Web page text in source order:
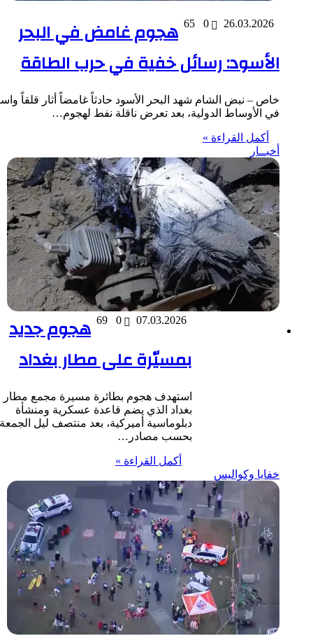
26.03.2026
0
65
هجوم غامض في البحر
الأسود: رسائل خفية في حرب الطاقة
خاص – نبض الشام شهد البحر الأسود حادثاً غامضاً أثار قلقاً واسعاً
في الأوساط الدولية، بعد تعرض ناقلة نفط لهجوم…
أكمل القراءة »
أخبــار
07.03.2026
0
69
هجوم جديد
بمسيّرة على مطار بغداد
استهدف هجوم بطائرة مسيرة مجمع مطار
بغداد الذي يضم قاعدة عسكرية ومنشأة
دبلوماسية أميركية، بعد منتصف ليل الجمعة،
بحسب مصادر…
أكمل القراءة »
خفايا وكواليس